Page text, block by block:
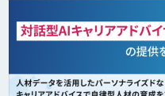
法人向